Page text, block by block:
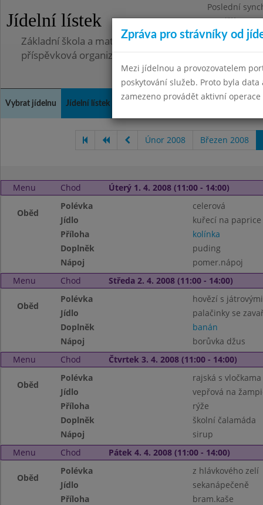
Jídelní lístek
Poslední
Pondělí
Základní škola a mateřská škola, Pavlovice u
příspěvková organizace
Vybrat jídelnu Jídelní lístek Kontakty a informace
Únor 2008 Březen 2008
Menu Chod Úterý 1. 4. 2008 (11:00 - 14:00)
Oběd
Polévka
celerová
Jídlo
kuřecí na paprice
Příloha
kolínka
Doplněk
puding
Nápoj
pomer.nápoj
Menu
Chod Středa 2. 4. 2008 (11:00 - 14:00)
Oběd
Polévka
hovězí s
Jídlo
palačinky se
Doplněk
banán
Nápoj
borůvka džus
Menu
Chod Čtvrtek 3. 4. 2008 (11:00 - 14:00)
Oběd
Polévka
rajská s vločkama
Jídlo
vepřová na
Příloha
rýže
Doplněk
školní čalamáda
Nápoj
sirup
Menu
Chod Pátek 4. 4. 2008 (11:00 - 14:00)
Oběd
Polévka
z hlávkového zelí
Jídlo
sekanápečeně
Příloha
bram.kaše
Zpráva pro strávníky od
Mezi jídelnou a provozovatelem
poskytování služeb. Proto byla
zamezeno provádět aktivní